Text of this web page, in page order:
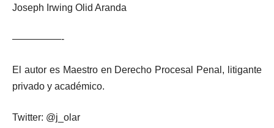
Joseph Irwing Olid Aranda
—————-
El autor es Maestro en Derecho Procesal Penal, litigante
privado y académico.
Twitter: @j_olar